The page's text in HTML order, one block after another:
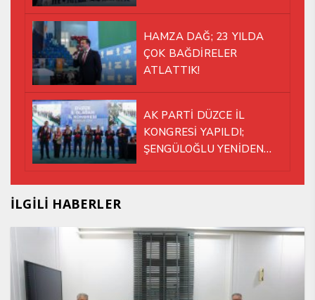
HAMZA DAĞ; 23 YILDA
ÇOK BAĞDİRELER
ATLATTIK!
AK PARTİ DÜZCE İL
KONGRESİ YAPILDI;
ŞENGÜLOĞLU YENİDEN
İLGİLİ HABERLER